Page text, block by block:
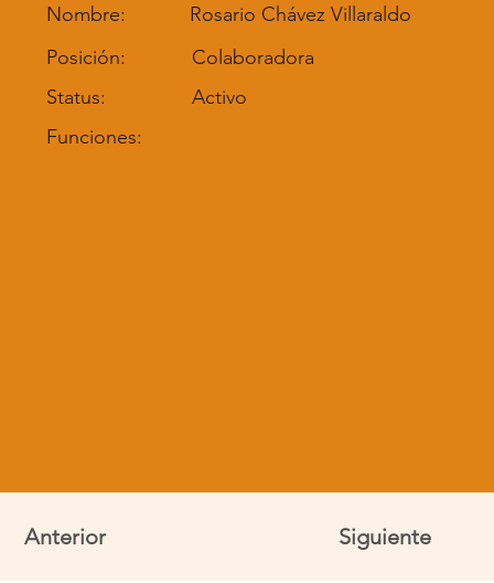
Anterior Siguiente
Rosario Chávez Villaraldo
Nombre:
Colaboradora
Posición:
Activo
Status:
Funciones: